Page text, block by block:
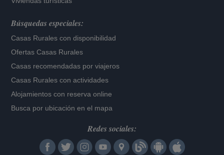
Búsquedas especiales:
Casas Rurales con disponibilidad
Ofertas Casas Rurales
Casas recomendadas por viajeros
Casas Rurales con actividades
Alojamientos con reserva online
Busca por ubicación en el mapa
Redes sociales: